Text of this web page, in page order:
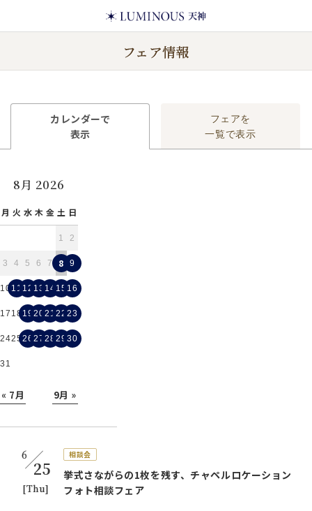
フェア情報
カレンダーで
表示
フェアを
一覧で表示
8月 2026
月 火 水 木 金 土 日
1 2
3 4 5 6 7 8 9
10 11 12 13 14 15 16
17 18 19 20 21 22 23
2425 26 27 28 29 30
31
« 7月 9月 »
6
25
[Thu]
相談会
挙式さながらの1枚を残す、チャペルロケーション
フォト相談フェア